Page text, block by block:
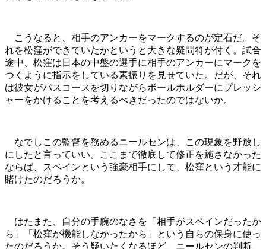
こうなると、相手のアンカーをマークするのが定石だ。そ
れを松窪ができていたかというと大きな疑問符が付く。試合
途中、松窪は日本の中盤の選手に相手のアンカーにマークを
つくように指示をしている素振りを見せていた。だが、それ
は彼女がパスコースを切りながらボールホルダーにプレッシ
ャーをかけることを考えるべきだったのではないか。
なでしこの監督を務めるニールセンは、この現象を野放し
にしたと言っていい。ここまで徹底して修正を施さなかった
ならば、スペインという強豪相手にして、松窪という才能に
賭けたのだろうか。
はたまた、自分の手腕のなさを「相手がスペインだったか
ら」「松窪が機能しなかったから」という自らの保身に使っ
たのだろうか。そう疑いたくなるほど、ニールセンの判断、